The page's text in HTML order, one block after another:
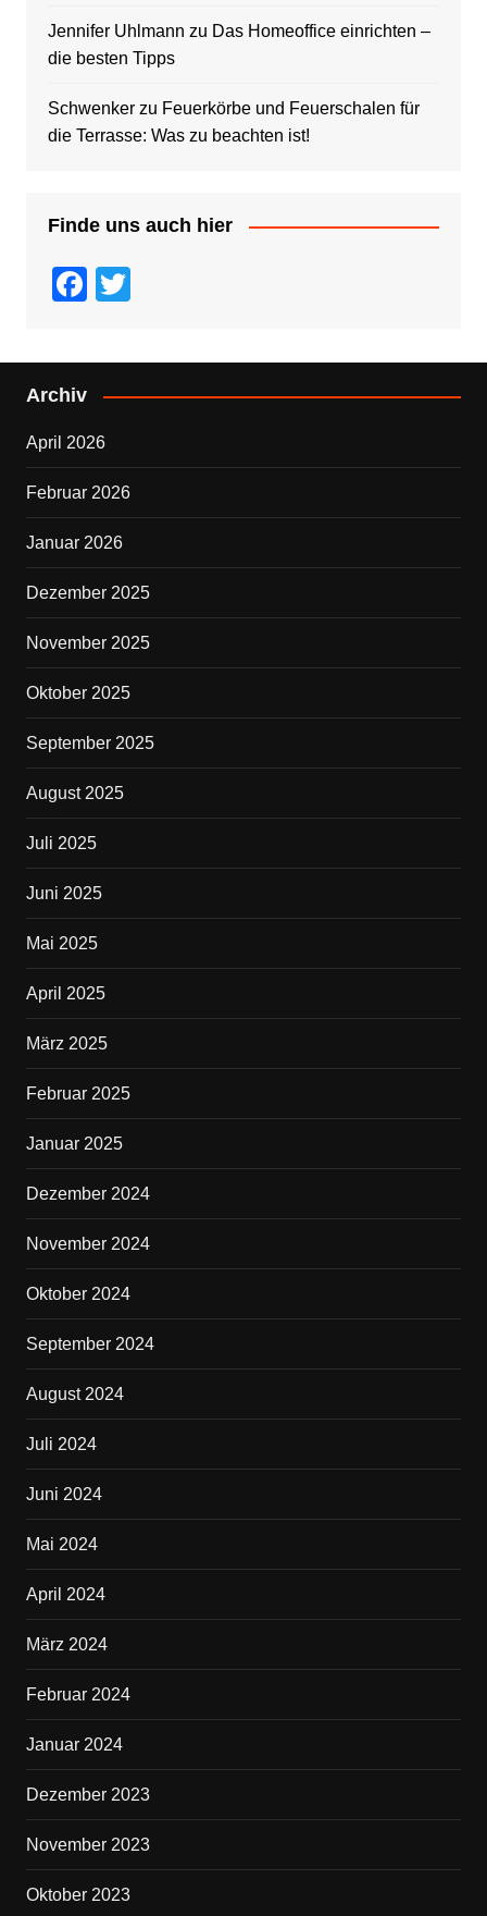
Jennifer Uhlmann zu Das Homeoffice einrichten –
die besten Tipps
Schwenkerzu Feuerkörbe und Feuerschalen für
die Terrasse: Was zu beachten ist!
Finde uns auch hier
F
c
e
o
o
k
tt
er
Archiv
April 2026
Februar 2026
Januar 2026
Dezember 2025
November 2025
Oktober 2025
September 2025
August 2025
Juli 2025
Juni 2025
Mai 2025
April 2025
März 2025
Februar 2025
Januar 2025
Dezember 2024
November 2024
Oktober 2024
September 2024
August 2024
Juli 2024
Juni 2024
Mai 2024
April 2024
März 2024
Februar 2024
Januar 2024
Dezember 2023
November 2023
Oktober 2023